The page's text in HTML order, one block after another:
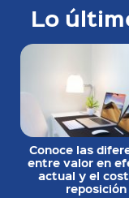
Lo
Conoce las
entre valor en
actual y el
reposición